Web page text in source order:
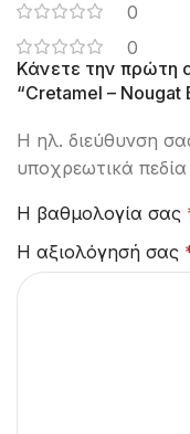
0
0
Κάνετε την πρώτη
“Cretamel –
Η ηλ. διεύθυνση
υποχρεωτικά
Η βαθμολογία σας
Η αξιολόγησή σας